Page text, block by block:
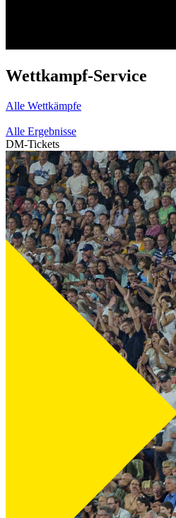
Wettkampf-Service
Alle Wettkämpfe
Alle Ergebnisse
DM-Tickets